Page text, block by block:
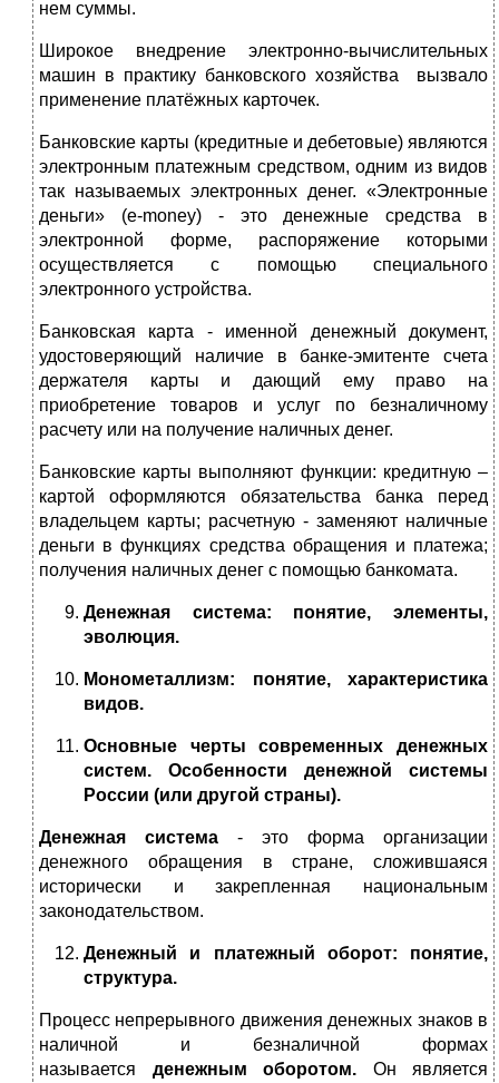
нем суммы.
Широкое внедрение электронно-вычислительных
машин в практику банковского хозяйства вызвало
применение платёжных карточек.
Банковские карты (кредитные и дебетовые) являются
электронным платежным средством, одним из видов
так называемых электронных денег. «Электронные
деньги» (e-money) - это денежные средства в
электронной форме, распоряжение которыми
осуществляется с помощью специального
электронного устройства.
Банковская карта - именной денежный документ,
удостоверяющий наличие в банке-эмитенте счета
держателя карты и дающий ему право на
приобретение товаров и услуг по безналичному
расчету или на получение наличных денег.
Банковские карты выполняют функции: кредитную –
картой оформляются обязательства банка перед
владельцем карты; расчетную - заменяют наличные
деньги в функциях средства обращения и платежа;
получения наличных денег с помощью банкомата.
Денежная система: понятие, элементы,
эволюция.
Монометаллизм: понятие, характеристика
видов.
Основные черты современных денежных
систем. Особенности денежной системы
России (или другой страны).
Денежная система - это форма организации
денежного обращения в стране, сложившаяся
исторически и закрепленная национальным
законодательством.
Денежный и платежный оборот: понятие,
структура.
Процесс непрерывного движения денежных знаков в
наличной и безналичной формах
называется денежным оборотом.
Он является